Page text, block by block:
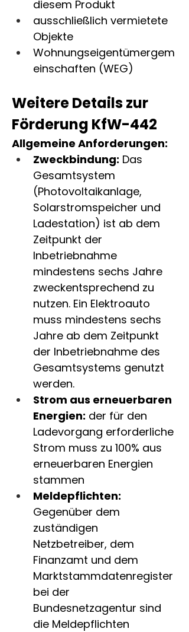
diesem Produkt
ausschließlich vermietete
Objekte
Wohnungseigentümergem
einschaften (WEG)
Weitere Details zur
Förderung KfW-442
Allgemeine Anforderungen:
Zweckbindung: Das
Gesamtsystem
(Photovoltaikanlage,
Solarstromspeicher und
Ladestation) ist ab dem
Zeitpunkt der
Inbetriebnahme
mindestens sechs Jahre
zweckentsprechend zu
nutzen. Ein Elektroauto
muss mindestens sechs
Jahre ab dem Zeitpunkt
der Inbetriebnahme des
Gesamtsystems genutzt
werden.
Strom aus erneuerbaren
Energien: der für den
Ladevorgang erforderliche
Strom muss zu 100% aus
erneuerbaren Energien
stammen
Meldepflichten:
Gegenüber dem
zuständigen
Netzbetreiber, dem
Finanzamt und dem
Marktstammdatenregister
bei der
Bundesnetzagentur sind
die Meldepflichten